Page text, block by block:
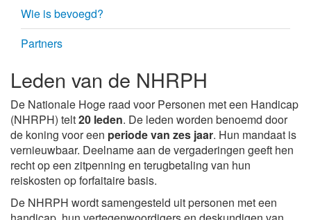
Wie is bevoegd?
Partners
Leden van de NHRPH
De Nationale Hoge raad voor Personen met een Handicap
(NHRPH) telt20 leden. De leden worden benoemd door
de koning voor een periode van zes jaar. Hun mandaat is
vernieuwbaar. Deelname aan de vergaderingen geeft hen
recht op een zitpenning en terugbetaling van hun
reiskosten op forfaitaire basis.
De NHRPH wordt samengesteld uit personen met een